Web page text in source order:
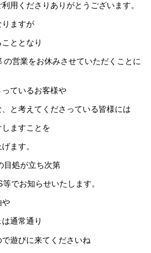
用くださりありがとうございます。
りますが
ととなり
の営業をお休みさせていただくことに
ているお客様や
と考えてくださっている皆様には
ますことを
ます。
目処が立ち次第
でお知らせいたします。
や
通常通り
遊びに来てくださいね